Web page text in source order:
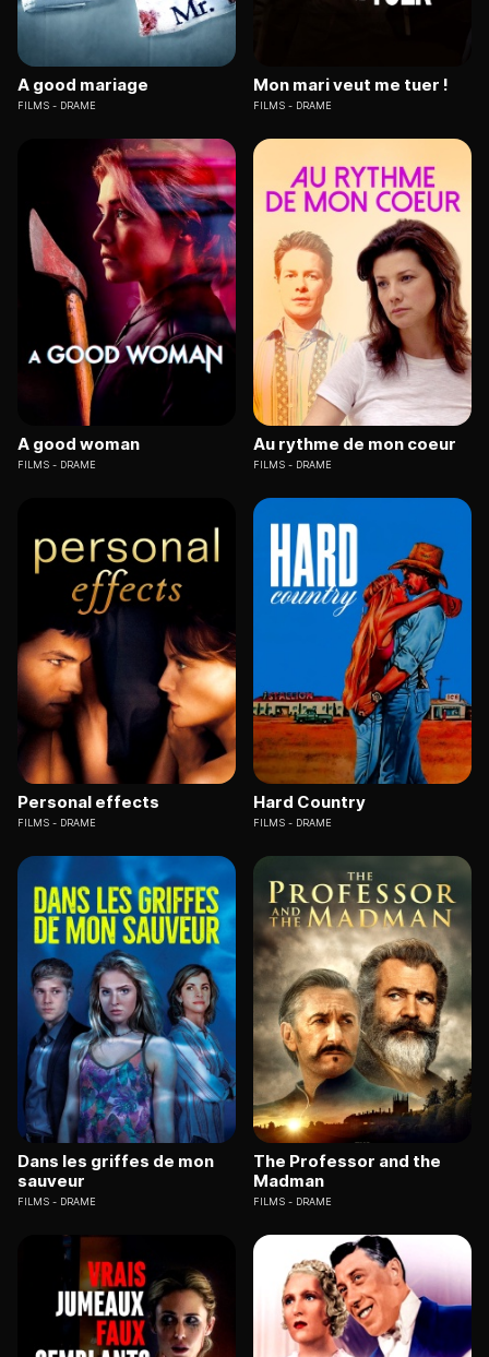
A good mariage
FILMS DRAME
Mon mari veut me tuer !
FILMS DRAME
A good woman
FILMS DRAME
Au rythme de mon coeur
FILMS DRAME
Personal effects
FILMS DRAME
Hard Country
FILMS DRAME
Dans les griffes de mon
sauveur
FILMS DRAME
The Professor and the
Madman
FILMS DRAME